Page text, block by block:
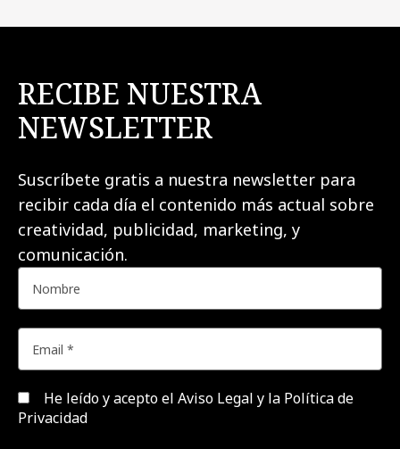
RECIBE NUESTRA
NEWSLETTER
Suscríbete gratis a nuestra newsletter para
recibir cada día el contenido más actual sobre
creatividad, publicidad, marketing, y
comunicación.
He leído y acepto el Aviso Legal y la Política de
Privacidad